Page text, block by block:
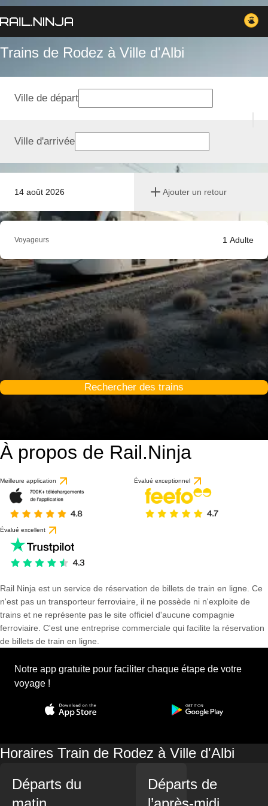
Trains de Rodez à Ville d'Albi
14 août 2026 Ajouter un retour
Ville de départ
Ville d'arrivée
Voyageurs 1 Adulte
Rechercher des trains
À propos de Rail.Ninja
Meilleure application Évalué exceptionnel
Évalué excellent
Rail Ninja est un service de réservation de billets de train en ligne. Ce
n'est pas un transporteur ferroviaire, il ne possède ni n'exploite de
trains et ne représente pas le site officiel d'aucune compagnie
ferroviaire. C'est une entreprise commerciale qui facilite la réservation
de billets de train en ligne.
Notre app gratuite pour faciliter chaque étape de votre
voyage !
Horaires Train de Rodez à Ville d'Albi
Départs du
Départs de